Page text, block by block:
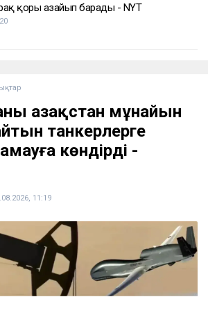
қоры азайып барады - NYT
Қазақстан мұнайын
танкерлерге
көндірді -
11:19